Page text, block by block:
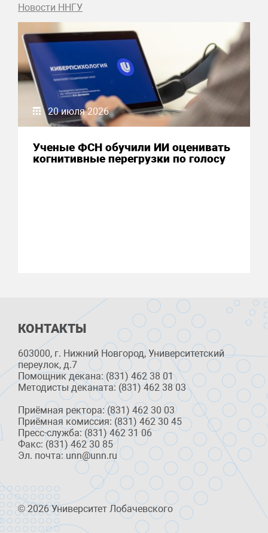
Новости ННГУ
20 июля 2026
Ученые ФСН обучили ИИ оценивать
когнитивные перегрузки по голосу
КОНТАКТЫ
603000, г. Нижний Новгород, Университетский
переулок, д.7
Помощник декана: (831) 462 38 01
Методисты деканата: (831) 462 38 03
Приёмная ректора: (831) 462 30 03
Приёмная комиссия: (831) 462 30 45
Пресс-служба: (831) 462 31 06
Факс: (831) 462 30 85
Эл. почта: unn@unn.ru
© 2026 Университет Лобачевского